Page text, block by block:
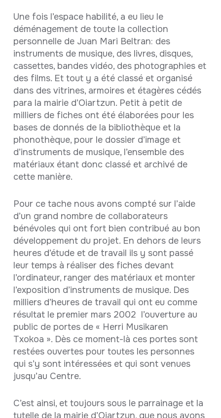
Une fois l’espace habilité, a eu lieu le
déménagement de toute la collection
personnelle de Juan Mari Beltran: des
instruments de musique, des livres, disques,
cassettes, bandes vidéo, des photographies et
des films. Et tout y a été classé et organisé
dans des vitrines, armoires et étagères cédés
para la mairie d’Oiartzun. Petit à petit de
milliers de fiches ont été élaborées pour les
bases de donnés de la bibliothèque et la
phonothèque, pour le dossier d’image et
d’instruments de musique, l’ensemble des
matériaux étant donc classé et archivé de
cette manière.
Pour ce tache nous avons compté sur l’aide
d’un grand nombre de collaborateurs
bénévoles qui ont fort bien contribué au bon
développement du projet. En dehors de leurs
heures d’étude et de travail ils y sont passé
leur temps à réaliser des fiches devant
l’ordinateur, ranger des matériaux et monter
l’exposition d’instruments de musique. Des
milliers d’heures de travail qui ont eu comme
résultat le premier mars 2002 l’ouverture au
public de portes de « Herri Musikaren
Txokoa ». Dès ce moment-là ces portes sont
restées ouvertes pour toutes les personnes
qui s’y sont intéressées et qui sont venues
jusqu’au Centre.
C’est ainsi, et toujours sous le parrainage et la
tutelle de la mairie d’Oiartzun, que nous avons